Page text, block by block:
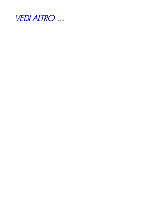
VEDI ALTRO ...